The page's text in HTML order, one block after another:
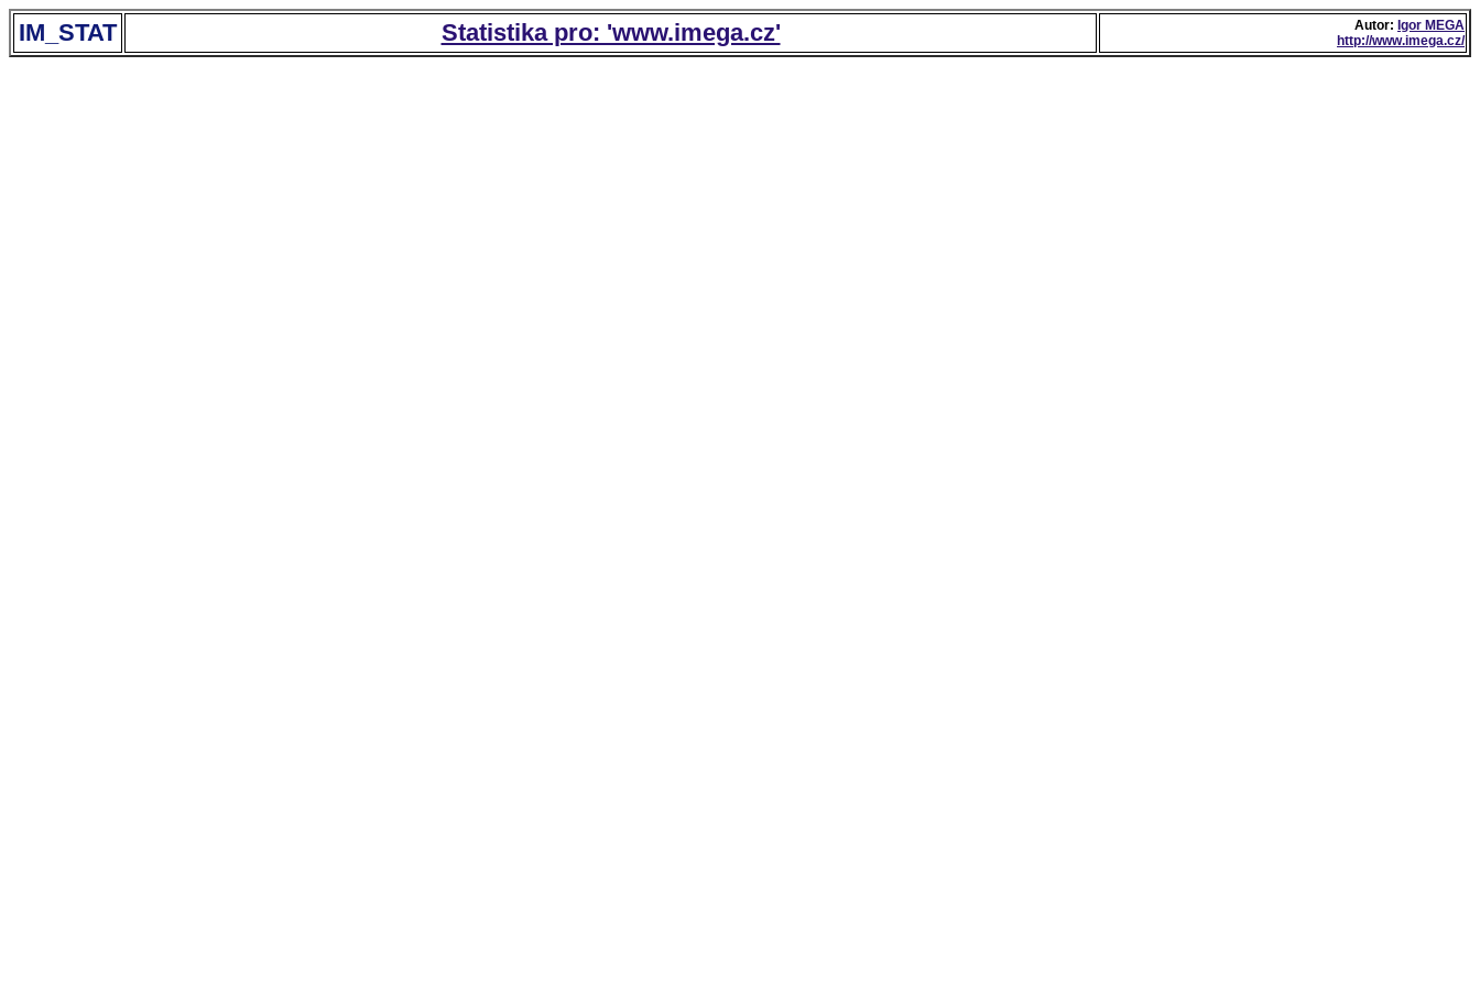
IM_STAT Statistika pro: 'www.imega.cz' Autor: Igor MEGA
http://www.imega.cz/